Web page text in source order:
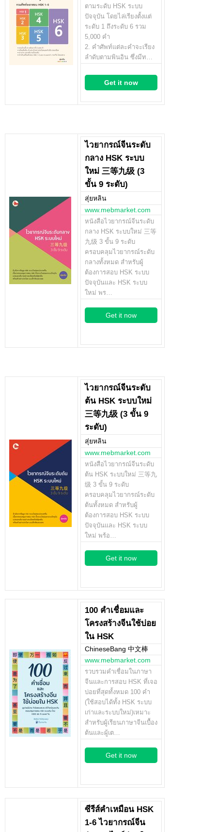
ตามระดับ HSK ระบบ
ปัจจุบัน โดยไล่เรียงตั้งแต่
ระดับ 1 ถึงระดับ 6 รวม
5,000 คำ
2. คำศัพท์แต่ละคำจะเรียง
ลำดับตามพินอิน ซึ่งมีท…
Get it now
ไวยากรณ์จีนระดับ
กลาง HSK ระบบ
ใหม่ 三等九级 (3
ขั้น 9 ระดับ)
สุ่ยหลิน
www.mebmarket.com
หนังสือไวยากรณ์จีนระดับ
กลาง HSK ระบบใหม่ 三等
九级 3 ขั้น 9 ระดับ
ครอบคลุมไวยากรณ์ระดับ
กลางทั้งหมด สำหรับผู้
ต้องการสอบ HSK ระบบ
ปัจจุบันและ HSK ระบบ
ใหม่ พร…
Get it now
ไวยากรณ์จีนระดับ
ต้น HSK ระบบใหม่
三等九级 (3 ขั้น 9
ระดับ)
สุ่ยหลิน
www.mebmarket.com
หนังสือไวยากรณ์จีนระดับ
ต้น HSK ระบบใหม่ 三等九
级 3 ขั้น 9 ระดับ
ครอบคลุมไวยากรณ์ระดับ
ต้นทั้งหมด สำหรับผู้
ต้องการสอบ HSK ระบบ
ปัจจุบันและ HSK ระบบ
ใหม่ พร้อ…
Get it now
100 คำเชื่อมและ
โครงสร้างจีนใช้บ่อย
ใน HSK
ChineseBang 中文棒
www.mebmarket.com
รวบรวมคำเชื่อมในภาษา
จีนและการสอบ HSK ที่เจอ
บ่อยที่สุดทั้งหมด 100 คำ
(ใช้สอบได้ทั้ง HSK ระบบ
เก่าและระบบใหม่)เหมาะ
สำหรับผู้เรียนภาษาจีนเบื้อง
ต้นและผู้เต…
Get it now
ซีรีส์คำเหมือน HSK
1-6 ไวยากรณ์จีน